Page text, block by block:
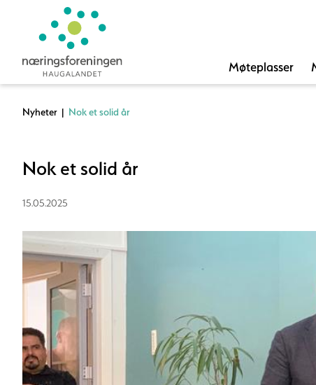
Møteplasser
Nyheter | Nok et solid år
Nok et solid år
15.05.2025